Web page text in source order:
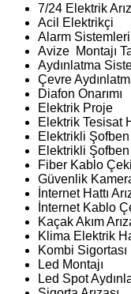
7/24 Elektrik
Acil Elektrikçi
Alarm Sistemleri
Avize Montajı
Aydınlatma
Çevre
Diafon Onarımı
Elektrik Proje
Elektrik Tesisat
Elektrikli
Elektrikli
Fiber Kablo
Güvenlik
İnternet Hattı
İnternet Kablo
Kaçak Akım
Klima Elektrik
Kombi Sigortası
Led Montajı
Led Spot